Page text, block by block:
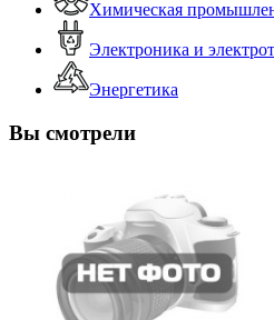
Химическая
Электроника и
Энергетика
Вы смотрели